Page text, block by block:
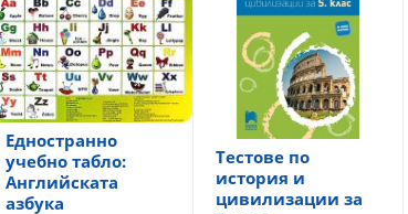
Едностранно
учебно табло:
Английската
азбука
Тестове по
история и
цивилизации за